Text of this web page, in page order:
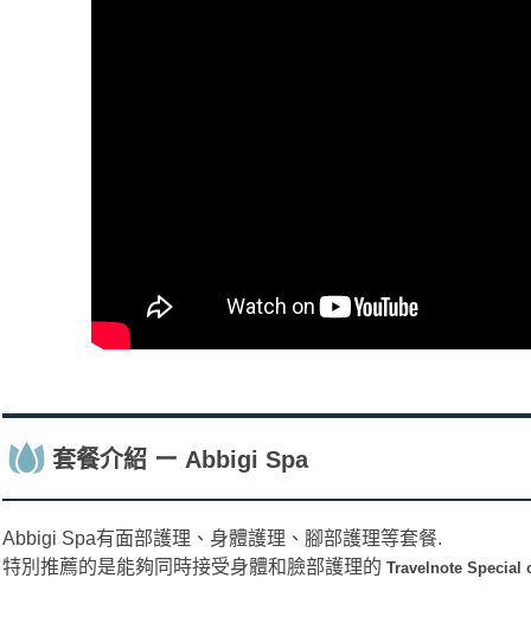
套餐介紹 ー Abbigi Spa
Abbigi Spa有面部護理、身體護理、腳部護理等套餐.
特別推薦的是能夠同時接受身體和臉部護理的 Travelnote Special